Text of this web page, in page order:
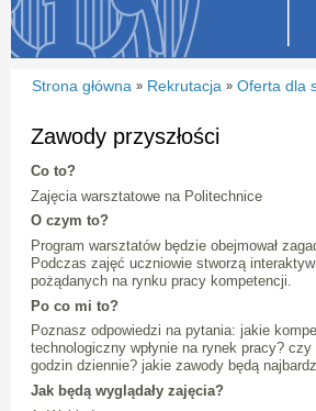
Strona główna » Rekrutacja » Oferta dla
Zawody przyszłości
Co to?
Zajęcia warsztatowe na Politechnice
O czym to?
Program warsztatów będzie obejmował
Podczas zajęć uczniowie stworzą
pożądanych na rynku pracy kompetencji.
Po co mi to?
Poznasz odpowiedzi na pytania: jakie
technologiczny wpłynie na rynek pracy?
godzin dziennie? jakie zawody będą
Jak będą wyglądały zajęcia?